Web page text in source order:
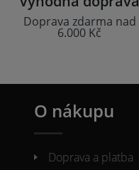
Doprava zdarma nad
6.000 Kč
O nákupu
Doprava a platba